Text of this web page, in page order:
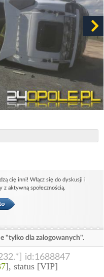
cię inni! Włącz się do dyskusji i
aktywną społecznością.
"tylko dla zalogowanych".
id:1688847
], status [VIP]